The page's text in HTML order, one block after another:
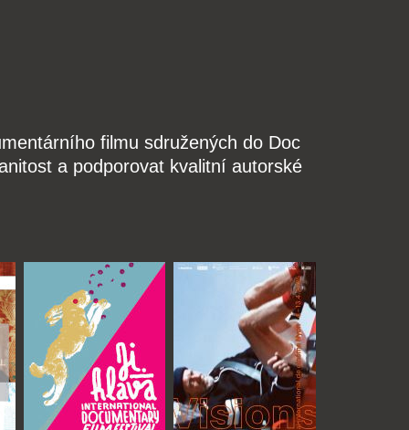
filmu sdružených do Doc
a podporovat kvalitní autorské